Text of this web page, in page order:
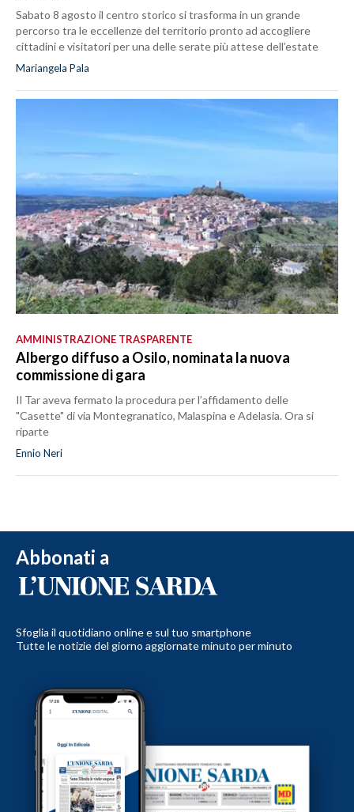
Sabato 8 agosto il centro storico si trasforma in un grande
percorso tra le eccellenze del territorio pronto ad accogliere
cittadini e visitatori per una delle serate più attese dell’estate
Mariangela Pala
AMMINISTRAZIONE TRASPARENTE
Albergo diffuso a Osilo, nominata la nuova
commissione di gara
Il Tar aveva fermato la procedura per l’affidamento delle
"Casette" di via Montegranatico, Malaspina e Adelasia. Ora si
riparte
Ennio Neri
Abbonati a
Sfoglia il quotidiano online e sul tuo smartphone
Tutte le notizie del giorno aggiornate minuto per minuto